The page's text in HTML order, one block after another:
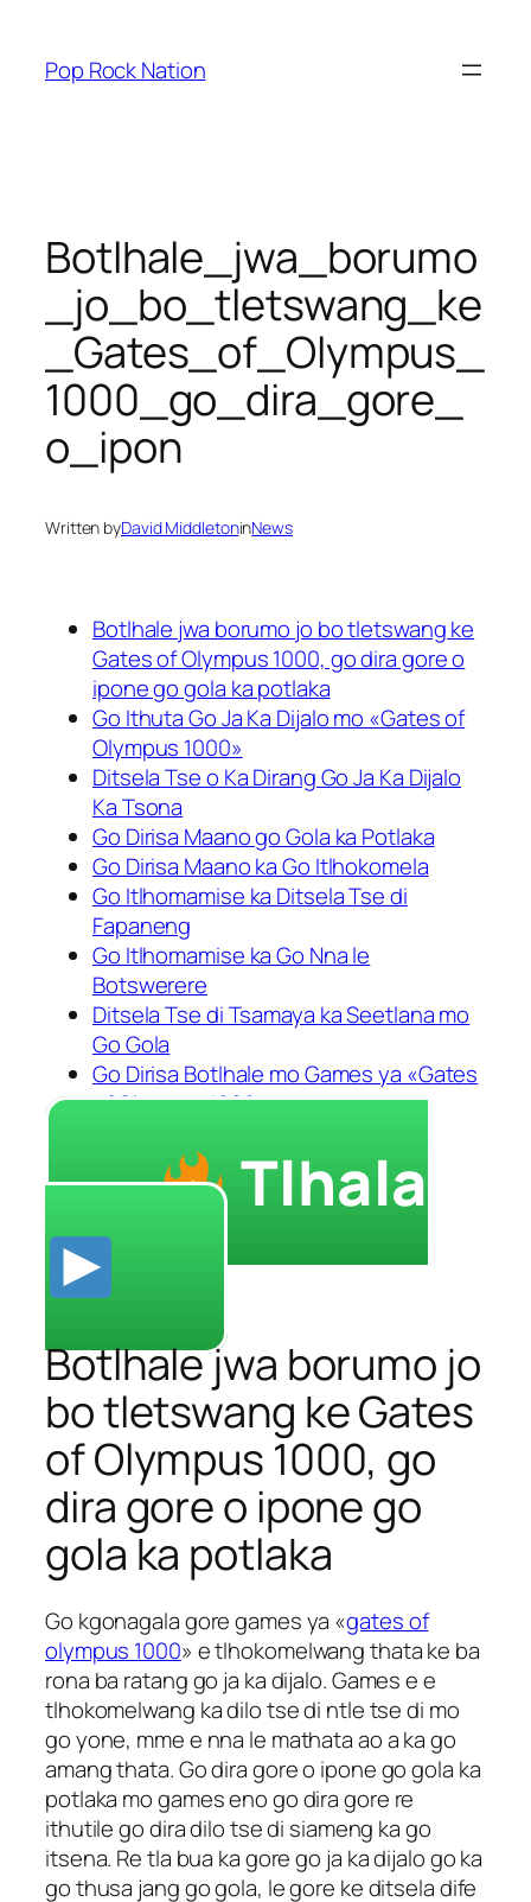
content
Pop Rock Nation
Botlhale_jwa_borumo
_jo_bo_tletswang_ke
_Gates_of_Olympus_
1000_go_dira_gore_
o_ipon
Written byDavid MiddletoninNews
Botlhale jwa borumo jo bo tletswang ke
Gates of Olympus 1000, go dira gore o
ipone go gola ka potlaka
Go Ithuta Go Ja Ka Dijalo mo «Gates of
Olympus 1000»
Ditsela Tse o Ka Dirang Go Ja Ka Dijalo
Ka Tsona
Go Dirisa Maano go Gola ka Potlaka
Go Dirisa Maano ka Go Itlhokomela
Go Itlhomamise ka Ditsela Tse di
Fapaneng
Go Itlhomamise ka Go Nna le
Botswerere
Ditsela Tse di Tsamaya ka Seetlana mo
Go Gola
Go Dirisa Botlhale mo Games ya «Gates
of Olympus 1000»
Tlhala
Botlhale jwa borumo jo
bo tletswang ke Gates
of Olympus 1000, go
dira gore o ipone go
gola ka potlaka
Go kgonagala gore games ya «gates of
olympus 1000» e tlhokomelwang thata ke ba
rona ba ratang go ja ka dijalo. Games e e
tlhokomelwang ka dilo tse di ntle tse di mo
go yone, mme e nna le mathata ao a ka go
amang thata. Go dira gore o ipone go gola ka
potlaka mo games eno go dira gore re
ithutile go dira dilo tse di siameng ka go
itsena. Re tla bua ka gore go ja ka dijalo go ka
go thusa jang go gola, le gore ke ditsela dife